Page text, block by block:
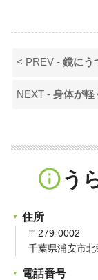
< PREV -鏡にう
NEXT -身体が軽
info_outlineう
住所
〒279-0002
千葉県浦安市
電話番号